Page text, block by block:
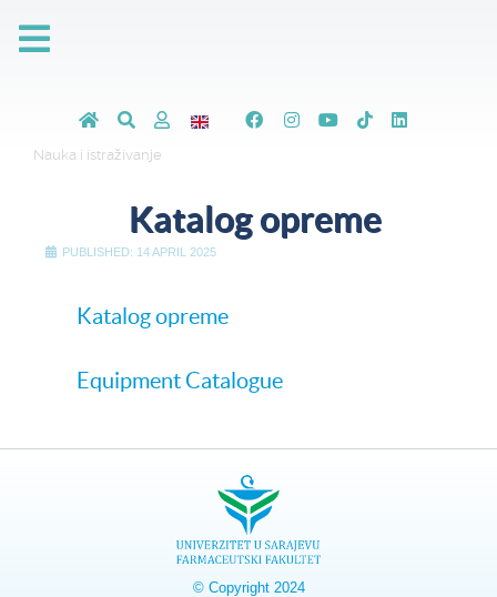
Nauka i istraživanje
Katalog opreme
PUBLISHED: 14 APRIL 2025
Katalog opreme
Equipment Catalogue
© Copyright 2024